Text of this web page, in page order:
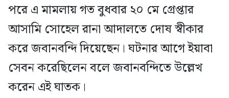
পরে এ মামলায় গত বুধবার ২০ মে গ্রেপ্তার
আসামি সোহেল রানা আদালতে দোষ স্বীকার
করে জবানবন্দি দিয়েছেন। ঘটনার আগে ইয়াবা
সেবন করেছিলেন বলে জবানবন্দিতে উল্লেখ
করেন এই ঘাতক।